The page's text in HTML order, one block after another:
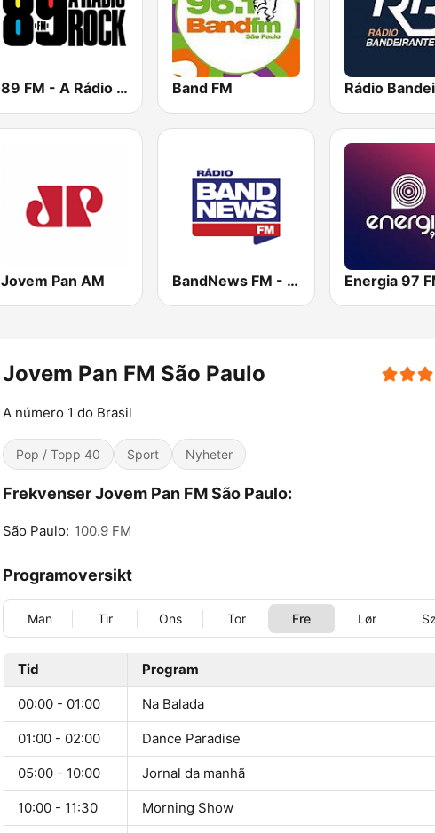
89 FM - A Rádio Rock Band FM
Jovem Pan AM BandNews FM - 96.9 SP Energia 97
Jovem Pan FM São Paulo
A número 1 do Brasil
Pop / Topp 40 Sport Nyheter
Frekvenser Jovem Pan FM São Paulo:
São Paulo: 100.9 FM
Programoversikt
Man Tir Ons Tor Fre Lør
Tid Program
00:00 - 01:00 Na Balada
01:00 - 02:00 Dance Paradise
05:00 - 10:00 Jornal da manhã
10:00 - 11:30 Morning Show